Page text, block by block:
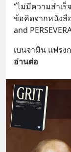
“ไม่มีความสำเร็
ข้อคิดจากหนังสือ
and
เบนจามิน แฟร
อ่านต่อ